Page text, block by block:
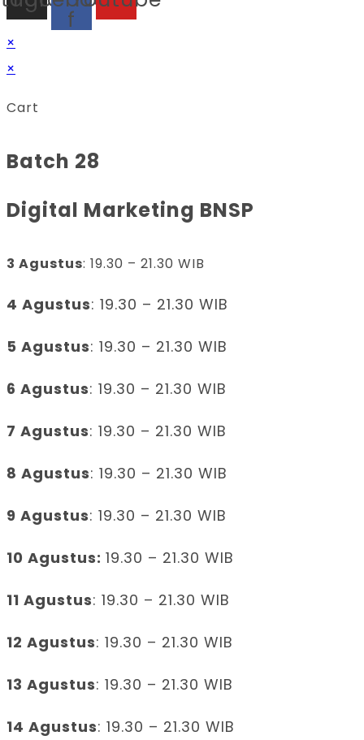
f
×
×
Cart
Batch 28
Digital Marketing BNSP
3 Agustus: 19.30 – 21.30 WIB
4 Agustus: 19.30 – 21.30 WIB
5 Agustus: 19.30 – 21.30 WIB
6 Agustus: 19.30 – 21.30 WIB
7 Agustus: 19.30 – 21.30 WIB
8 Agustus: 19.30 – 21.30 WIB
9 Agustus: 19.30 – 21.30 WIB
10 Agustus: 19.30 – 21.30 WIB
11 Agustus: 19.30 – 21.30 WIB
12 Agustus: 19.30 – 21.30 WIB
13 Agustus: 19.30 – 21.30 WIB
14 Agustus: 19.30 – 21.30 WIB